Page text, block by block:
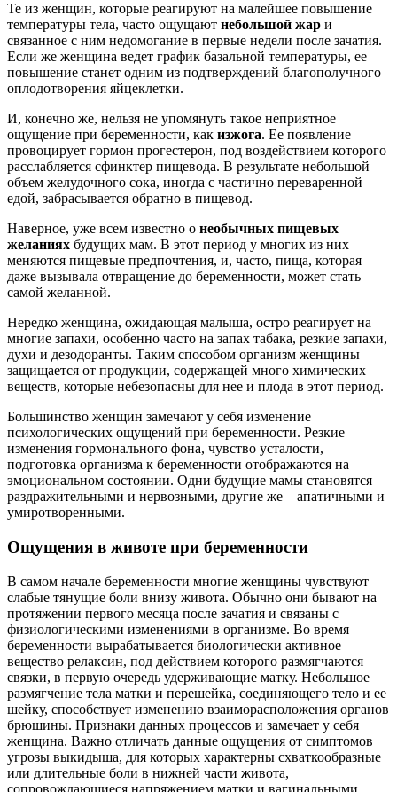
Те из женщин, которые реагируют на малейшее повышение
температуры тела, часто ощущают небольшой жар и
связанное с ним недомогание в первые недели после зачатия.
Если же женщина ведет график базальной температуры, ее
повышение станет одним из подтверждений благополучного
оплодотворения яйцеклетки.
И, конечно же, нельзя не упомянуть такое неприятное
ощущение при беременности, как изжога. Ее появление
провоцирует гормон прогестерон, под воздействием которого
расслабляется сфинктер пищевода. В результате небольшой
объем желудочного сока, иногда с частично переваренной
едой, забрасывается обратно в пищевод.
Наверное, уже всем известно о необычных пищевых
желаниях будущих мам. В этот период у многих из них
меняются пищевые предпочтения, и, часто, пища, которая
даже вызывала отвращение до беременности, может стать
самой желанной.
Нередко женщина, ожидающая малыша, остро реагирует на
многие запахи, особенно часто на запах табака, резкие запахи,
духи и дезодоранты. Таким способом организм женщины
защищается от продукции, содержащей много химических
веществ, которые небезопасны для нее и плода в этот период.
Большинство женщин замечают у себя изменение
психологических ощущений при беременности. Резкие
изменения гормонального фона, чувство усталости,
подготовка организма к беременности отображаются на
эмоциональном состоянии. Одни будущие мамы становятся
раздражительными и нервозными, другие же – апатичными и
умиротворенными.
Ощущения в животе при беременности
В самом начале беременности многие женщины чувствуют
слабые тянущие боли внизу живота. Обычно они бывают на
протяжении первого месяца после зачатия и связаны с
физиологическими изменениями в организме. Во время
беременности вырабатывается биологически активное
вещество релаксин, под действием которого размягчаются
связки, в первую очередь удерживающие матку. Небольшое
размягчение тела матки и перешейка, соединяющего тело и ее
шейку, способствует изменению взаиморасположения органов
брюшины. Признаки данных процессов и замечает у себя
женщина. Важно отличать данные ощущения от симптомов
угрозы выкидыша, для которых характерны схваткообразные
или длительные боли в нижней части живота,
сопровождающиеся напряжением матки и вагинальными